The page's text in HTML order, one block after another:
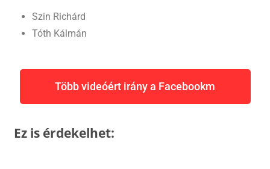
Szin Richárd
Tóth Kálmán
Több videóért irány a Facebookm
Ez is érdekelhet: